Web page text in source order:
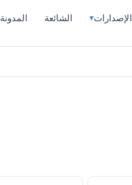
الإصدارات▾ الشائعة المدونة